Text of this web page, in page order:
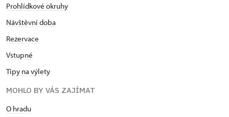
Prohlídkové okruhy
Návštěvní doba
Rezervace
Vstupné
Tipy na výlety
MOHLO BY VÁS ZAJÍMAT
O hradu